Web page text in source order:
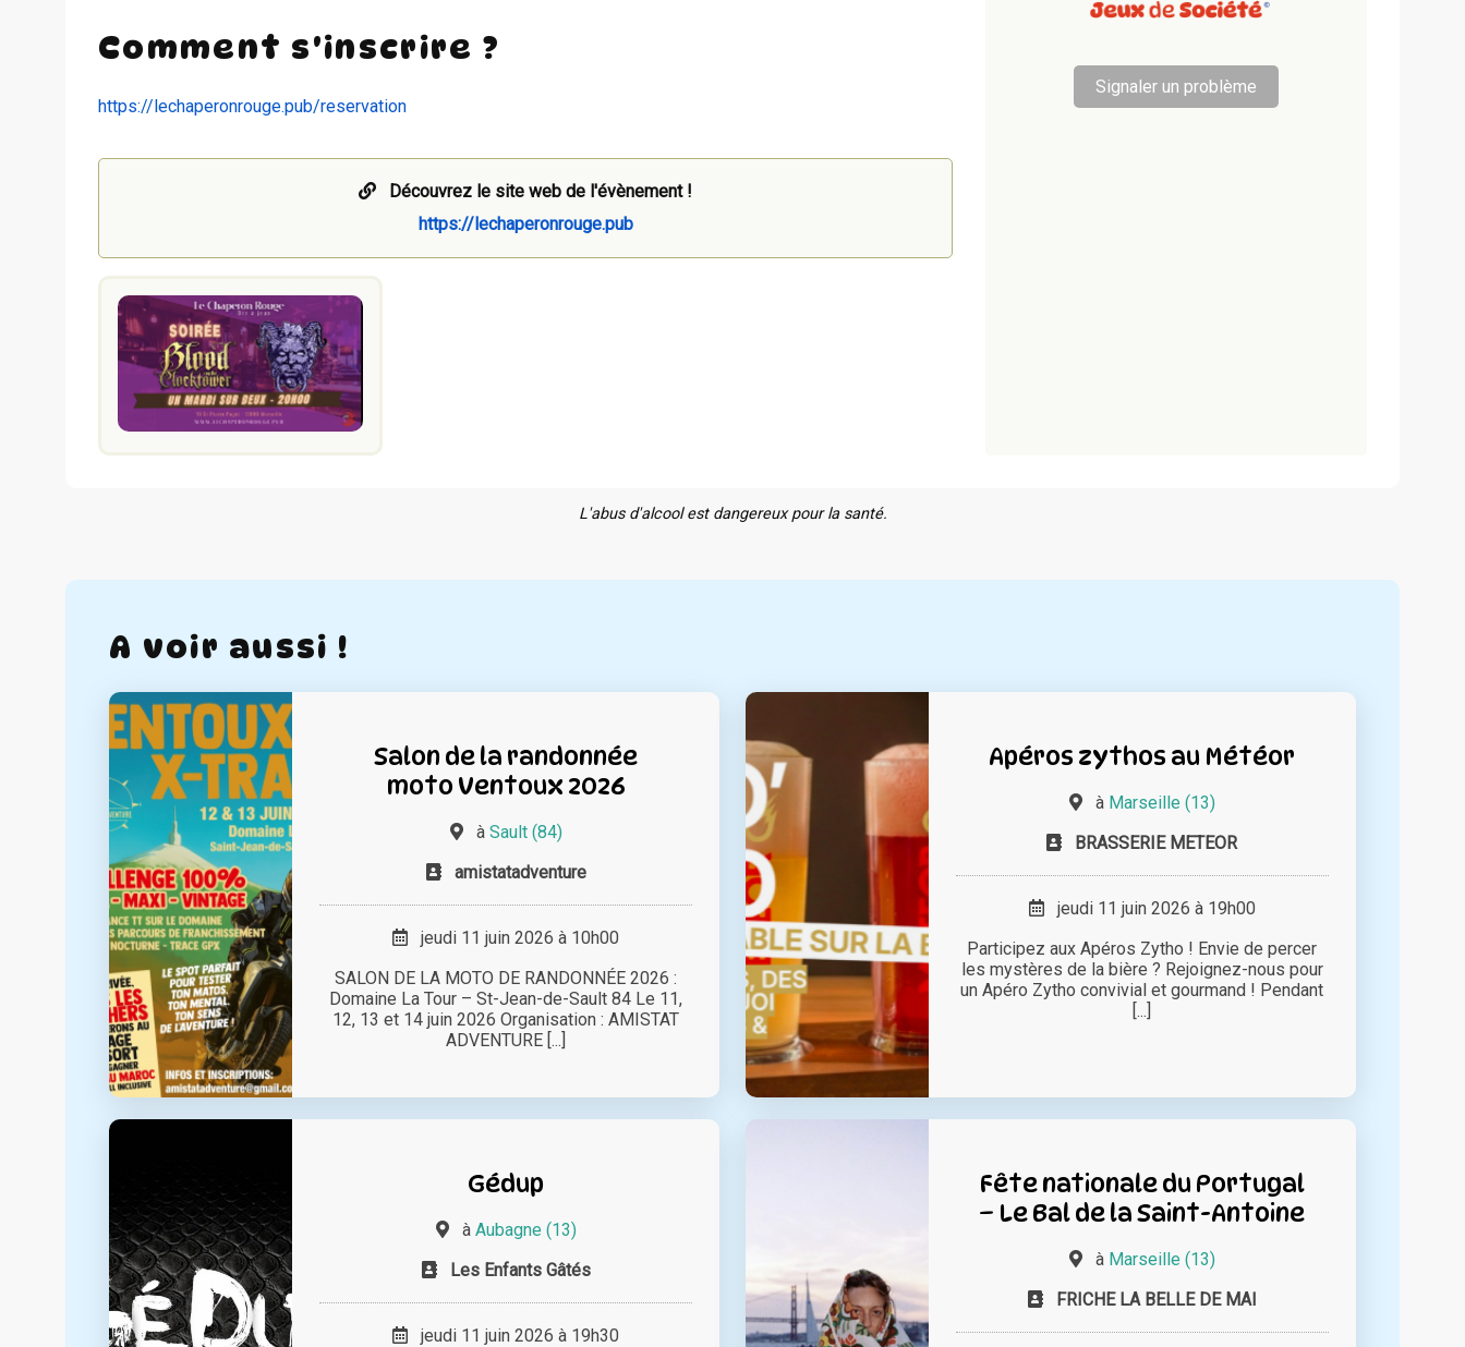
Comment s'inscrire ?
https://lechaperonrouge.pub/reservation
Découvrez le site web de l'évènement !
https://lechaperonrouge.pub
Signaler un problème
L'abus d'alcool est dangereux pour la santé.
A voir aussi !
Salon de la randonnée
moto Ventoux 2026
à Sault (84)
amistatadventure
jeudi 11 juin 2026 à 10h00
SALON DE LA MOTO DE RANDONNÉE 2026 :
Domaine La Tour – St-Jean-de-Sault 84 Le 11,
12, 13 et 14 juin 2026 Organisation : AMISTAT
ADVENTURE [...]
Apéros zythos au Météor
à Marseille (13)
BRASSERIE METEOR
jeudi 11 juin 2026 à 19h00
Participez aux Apéros Zytho ! Envie de percer
les mystères de la bière ? Rejoignez-nous pour
un Apéro Zytho convivial et gourmand ! Pendant
[...]
Gédup
à Aubagne (13)
Les Enfants Gâtés
jeudi 11 juin 2026 à 19h30
Fête nationale du Portugal
– Le Bal de la Saint-Antoine
à Marseille (13)
FRICHE LA BELLE DE MAI